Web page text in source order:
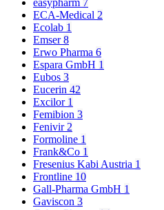
easypharm 7
ECA-Medical 2
Ecolab 1
Emser8
Erwo Pharma 6
Espara GmbH 1
Eubos 3
Eucerin 42
Excilor 1
Femibion 3
Fenivir 2
Formoline 1
Frank&Co 1
Fresenius Kabi Austria 1
Frontline 10
Gall-Pharma GmbH 1
Gaviscon 3